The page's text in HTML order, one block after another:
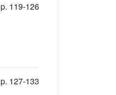
p. 119-126
p. 127-133